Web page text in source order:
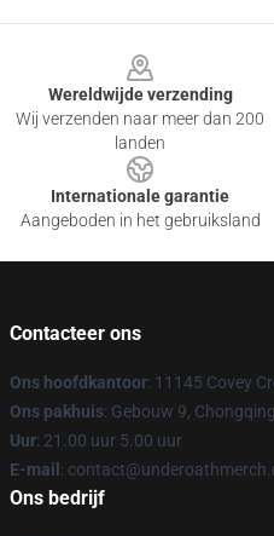
Wereldwijde verzending
Wij verzenden naar meer dan 200
landen
Internationale garantie
Aangeboden in het gebruiksland
Contacteer ons
Ons hoofdkantoor: 11145 Covey
Ons pakhuis: Gebouw 9,
Uur: 21.00 uur 5.00 uur
E-mail :
Ons bedrijf